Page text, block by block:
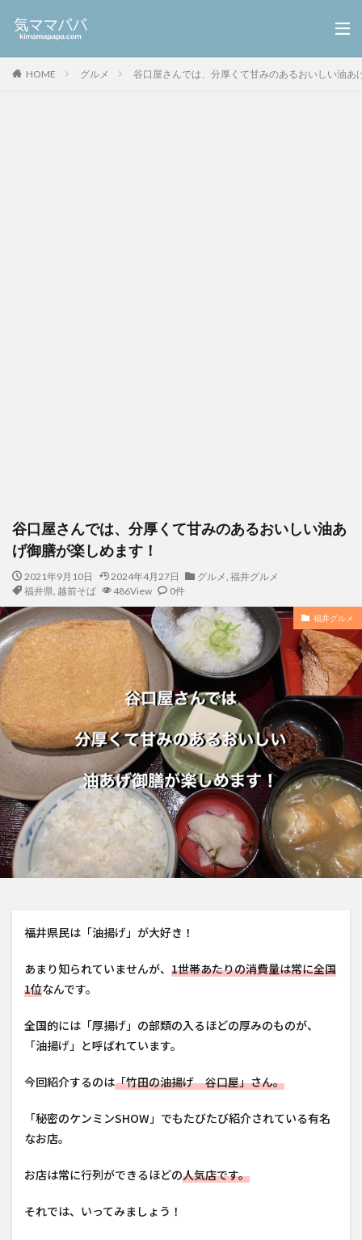
HOME グルメ 谷口屋さんでは、分厚くて甘みのあるおいしい油あ
谷口屋さんでは、分厚くて甘みのあるおいしい油あ
げ御膳が楽しめます！
2021年9月10日 2024年4月27日 グルメ, 福井グルメ
福井県, 越前そば 486View 0件
福井グルメ
福井県民は「油揚げ」が大好き！
あまり知られていませんが、 1世帯あたりの消費量は常に全国
1位なんです。
全国的には「厚揚げ」の部類の入るほどの厚みのものが、
「油揚げ」と呼ばれています。
今回紹介するのは「竹田の油揚げ 谷口屋」さん。
「秘密のケンミンSHOW」でもたびたび紹介されている有名
なお店。
お店は常に行列ができるほどの人気店です。
それでは、いってみましょう！